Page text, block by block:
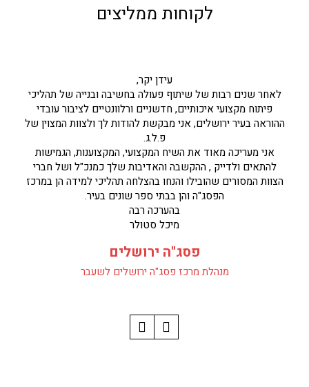
לקוחות ממליצים
צמרת היקרה,
איזו שנה מאתגרת הייתה לנו, ואיזה מזל שזכינו בך.
איזה מזל שאת הייתה העוגן של כולנו עם הרבה הקשבה, התאמה
ודיוק.
תודה עידן שהענקת לנו את צמרת.
תודה עידן שאפשרת לנו לצעוד יחד איתה ולהתאים לנו את
הצרכים
בטוחה שנמשיך כך יחד לדייק את הדרך.
בברכה,
סיגל לייר
מתכללת פיתוח מקצועי קדם יסודי
פסג"ה פ"ת